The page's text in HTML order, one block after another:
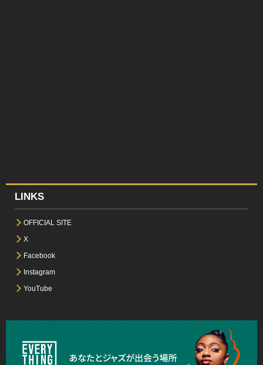
LINKS
OFFICIAL SITE
X
Facebook
Instagram
YouTube